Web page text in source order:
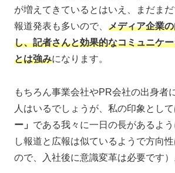
が増えてきているとはいえ、まだま
報道発表も多いので、 メディア企業
し、記者さんと効果的なコミュニケ
とは強みになります。
もちろん事業会社やPR会社の出身者
人はいるでしょうが、私の印象とし
ー」 である我々に一日の長があるよ
し報道と広報は似ているようで方向
ので、入社後に意識変革は必要です）